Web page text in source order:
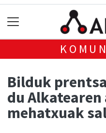
Bilduk
du
mehatxuak